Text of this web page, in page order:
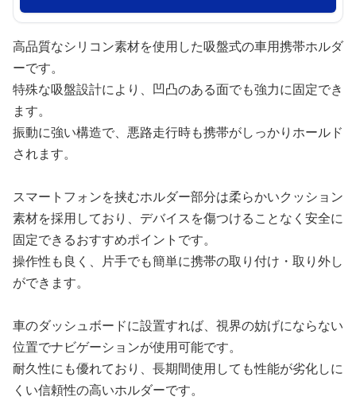
高品質なシリコン素材を使用した吸盤式の車用携帯ホルダ
ーです。
特殊な吸盤設計により、凹凸のある面でも強力に固定でき
ます。
振動に強い構造で、悪路走行時も携帯がしっかりホールド
されます。
スマートフォンを挟むホルダー部分は柔らかいクッション
素材を採用しており、デバイスを傷つけることなく安全に
固定できるおすすめポイントです。
操作性も良く、片手でも簡単に携帯の取り付け・取り外し
ができます。
車のダッシュボードに設置すれば、視界の妨げにならない
位置でナビゲーションが使用可能です。
耐久性にも優れており、長期間使用しても性能が劣化しに
くい信頼性の高いホルダーです。